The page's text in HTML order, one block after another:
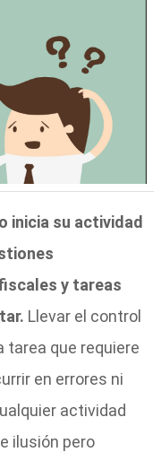
inicia su actividad
y tareas
Llevar el control
tarea que requiere
en errores ni
actividad
ilusión pero